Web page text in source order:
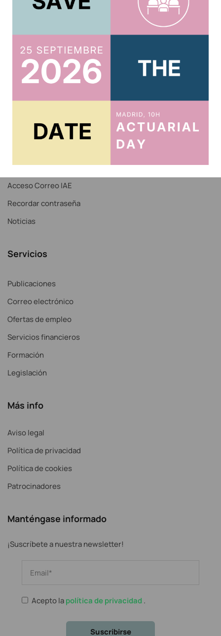
Acepto lapolítica de privacidad
Acceso al Área Privada
Acceso Correo IAE
Recordar contraseña
Noticias
Servicios
Publicaciones
Correo electrónico
Ofertas de empleo
Servicios financieros
Formación
Legislación
Más info
Aviso legal
Política de privacidad
Política de cookies
Patrocinadores
Manténgase informado
¡Suscríbete a nuestra newsletter!
Acepto lapolítica de privacidad .